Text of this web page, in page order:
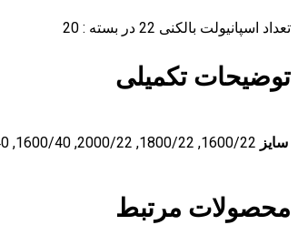
تعداد اسپانیولت بالکنی 22 در بسته : 20
توضیحات تکمیلی
سایز 1600/22, 1800/22, 2000/22, 1600/40, 1800/40, 2000/40, 1600/25, 1800/25, 2000/25
محصولات مرتبط